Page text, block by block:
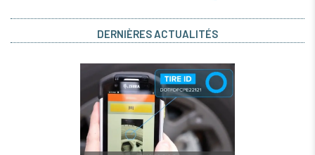
DERNIÈRES ACTUALITÉS